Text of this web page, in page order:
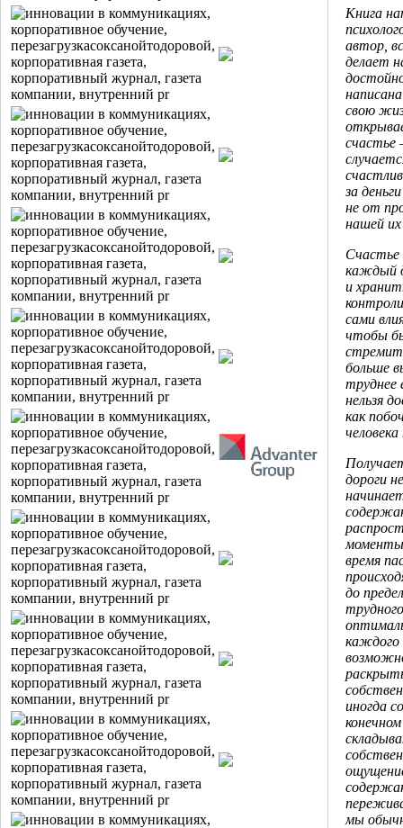
Книга
автор,
делает
свою
счастье
за
не от
нашей
Счастье
каждый
и
сами
чтобы
больше
труднее
нельзя
как
дороги
время
до
каждого
иногда
мы